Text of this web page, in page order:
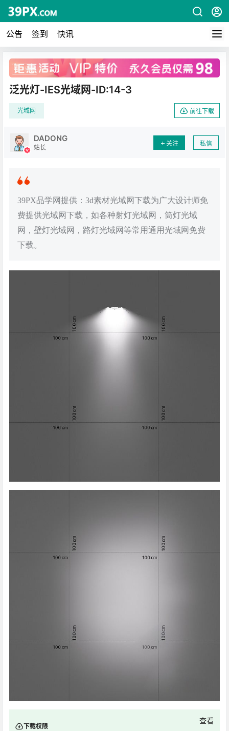
公告 签到 快讯
广告
泛光灯-IES光域网-ID:14-3
光域网 前往下载
DADONG
站长
关注 私信
39PX品学网提供：3d素材光域网下载为广大设计师免
费提供光域网下载，如各种射灯光域网，筒灯光域
网，壁灯光域网，路灯光域网等常用通用光域网免费
下载。
下载权限
查看